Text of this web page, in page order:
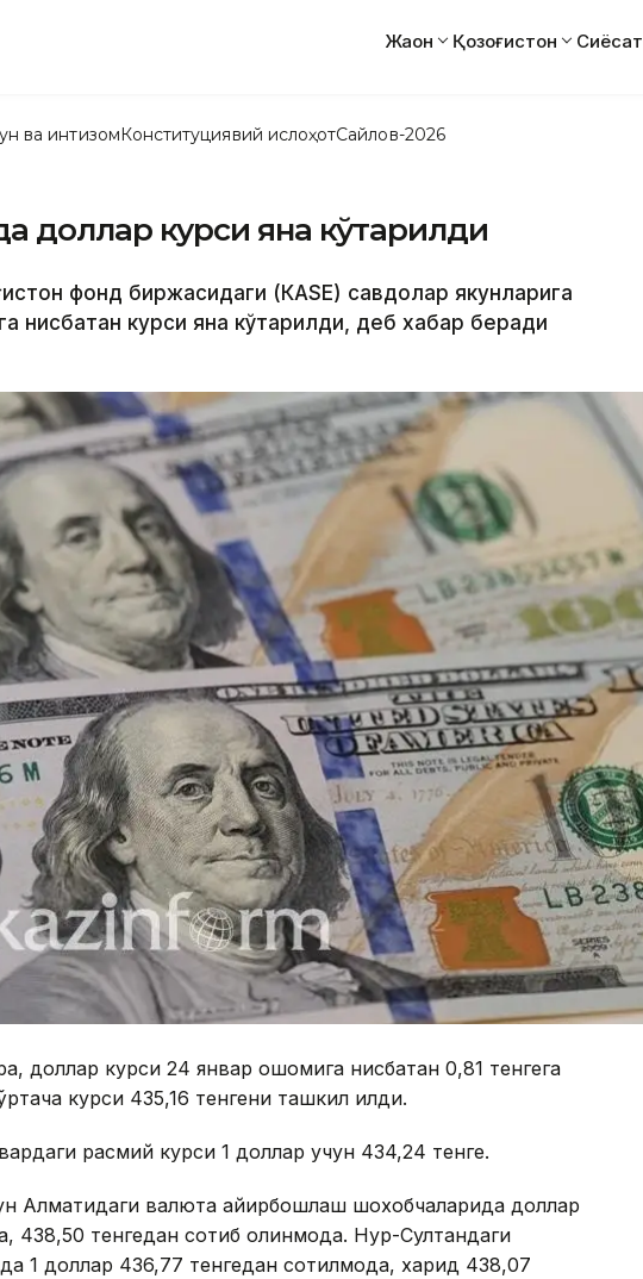
Жаҳон Қозоғистон Сиёсат
ва интизомКонституциявий ислоҳотСайлов-2026
доллар курси яна кўтарилди
фонд биржасидаги (КАSЕ) савдолар якунларига
нисбатан курси яна кўтарилди, деб хабар беради
доллар курси 24 январ оқшомига нисбатан 0,81 тенгега
курси 435,16 тенгени ташкил қилди.
расмий курси 1 доллар учун 434,24 тенге.
Алматидаги валюта айирбошлаш шохобчаларида доллар
438,50 тенгедан сотиб олинмоқда. Нур-Султандаги
1 доллар 436,77 тенгедан сотилмоқда, харид 438,07